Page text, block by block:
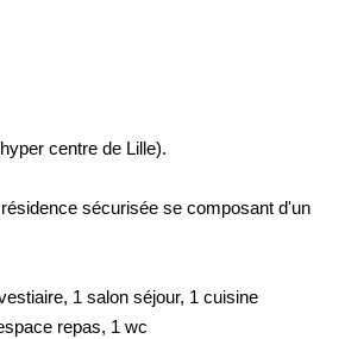
centre de Lille).
sécurisée se composant d'un
1 salon séjour, 1 cuisine
repas, 1 wc